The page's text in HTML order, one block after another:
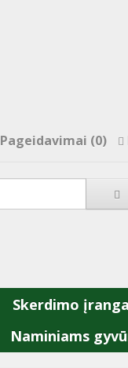
Pageidavimai (0)
Skerdimo įranga
Naminiams